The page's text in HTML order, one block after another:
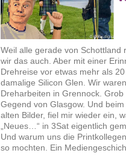
Weil alle gerade von Schottland
wir das auch. Aber mit einer
Drehreise vor etwas mehr als
damalige Silicon Glen. Wir
Dreharbeiten in Grennock.
Gegend von Glasgow. Und
alten Bilder, fiel mir wieder ein,
„Neues…“ in 3Sat eigentlich
Und warum uns die
so mochten. Ein